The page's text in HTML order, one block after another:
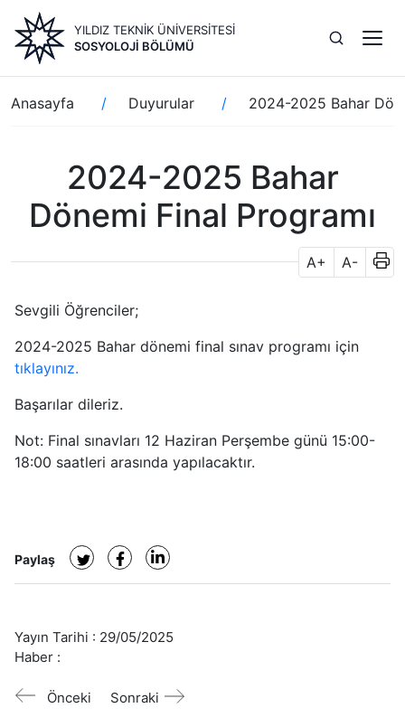
içeriğe
atla
YILDIZ TEKNİK ÜNİVERSİTESİ
SOSYOLOJI BÖLÜMÜ
Sayfa
yolu
Anasayfa Duyurular 2024-2025 Bahar
2024-2025 Bahar
Dönemi Final Programı
A+ A-
Sevgili Öğrenciler;
2024-2025 Bahar dönemi final sınav programı için
tıklayınız.
Başarılar dileriz.
Not: Final sınavları 12 Haziran Perşembe günü 15:00-
18:00 saatleri arasında yapılacaktır.
Paylaş
Yayın Tarihi : 29/05/2025
Haber :
Önceki Sonraki